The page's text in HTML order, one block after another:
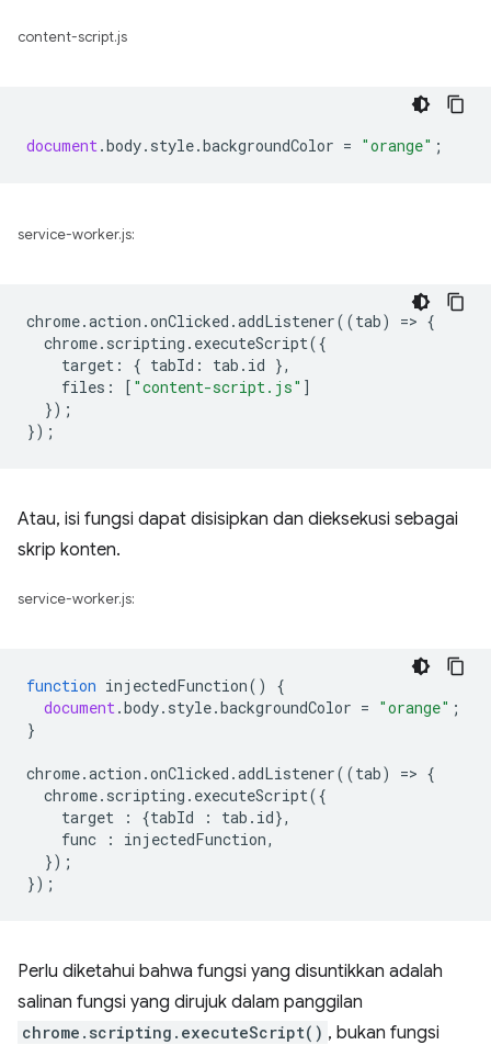
content-script.js
document.body. style.backgroundColor = "orange" ;
service-worker.js:
chrome.action .onClicked .addListener((tab) => {
chrome. scripting . executeScript({
target : { tabId : tab . id },
files : [ "content-script.js" ]
});
});
Atau, isi fungsi dapat disisipkan dan dieksekusi sebagai
skrip konten.
service-worker.js:
function injectedFunction()
{
document.body. style.backgroundColor = "orange" ;
}
chrome.action .onClicked .addListener((tab) => {
chrome. scripting . executeScript({
target
: {tabId : tab . id},
func
: injectedFunction,
});
});
Perlu diketahui bahwa fungsi yang disuntikkan adalah
salinan fungsi yang dirujuk dalam panggilan
chrome.scripting.executeScript() , bukan fungsi